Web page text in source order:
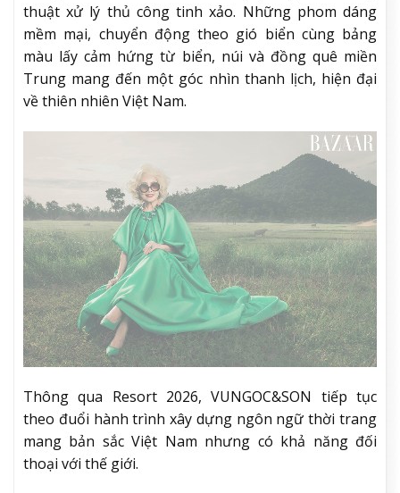
thuật xử lý thủ công tinh xảo. Những phom dáng
mềm mại, chuyển động theo gió biển cùng bảng
màu lấy cảm hứng từ biển, núi và đồng quê miền
Trung mang đến một góc nhìn thanh lịch, hiện đại
về thiên nhiên Việt Nam.
Thông qua Resort 2026, VUNGOC&SON tiếp tục
theo đuổi hành trình xây dựng ngôn ngữ thời trang
mang bản sắc Việt Nam nhưng có khả năng đối
thoại với thế giới.